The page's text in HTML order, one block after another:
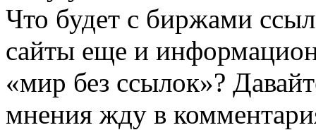
Что будет с биржами
сайты еще и
«мир без ссылок»?
мнения жду в